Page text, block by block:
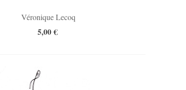
Véronique Lecoq
5,00 €